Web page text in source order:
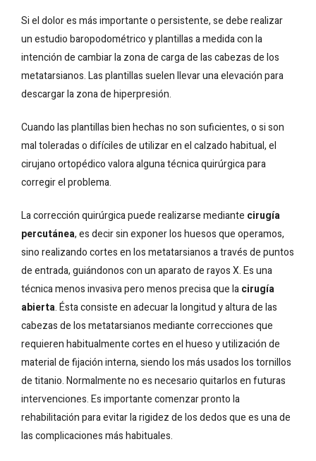
Si el dolor es más importante o persistente, se debe realizar
un estudio baropodométrico y plantillas a medida con la
intención de cambiar la zona de carga de las cabezas de los
metatarsianos. Las plantillas suelen llevar una elevación para
descargar la zona de hiperpresión.
Cuando las plantillas bien hechas no son suficientes, o si son
mal toleradas o difíciles de utilizar en el calzado habitual, el
cirujano ortopédico valora alguna técnica quirúrgica para
corregir el problema.
La corrección quirúrgica puede realizarse mediante cirugía
percutánea, es decir sin exponer los huesos que operamos,
sino realizando cortes en los metatarsianos a través de puntos
de entrada, guiándonos con un aparato de rayos X. Es una
técnica menos invasiva pero menos precisa que lacirugía
abierta. Ésta consiste en adecuar la longitud y altura de las
cabezas de los metatarsianos mediante correcciones que
requieren habitualmente cortes en el hueso y utilización de
material de fijación interna, siendo los más usados los tornillos
de titanio. Normalmente no es necesario quitarlos en futuras
intervenciones. Es importante comenzar pronto la
rehabilitación para evitar la rigidez de los dedos que es una de
las complicaciones más habituales.